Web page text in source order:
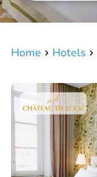
Home Hotels